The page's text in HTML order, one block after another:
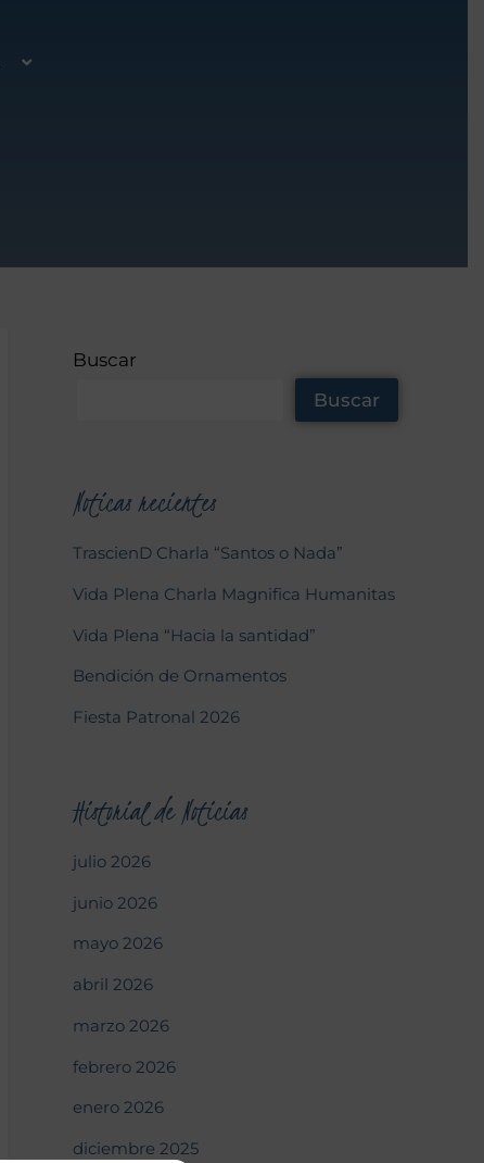
Buscar
Buscar
Noticas recientes
TrascienD Charla “Santos o Nada”
Vida Plena Charla Magnifica Humanitas
Vida Plena “Hacia la santidad”
Bendición de Ornamentos
Fiesta Patronal 2026
Historial de Noticias
julio 2026
junio 2026
mayo 2026
abril 2026
marzo 2026
febrero 2026
enero 2026
diciembre 2025